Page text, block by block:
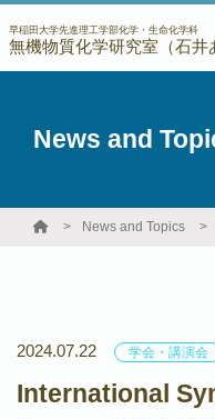
早稲田大学先進理工学部化学・生命化学科
無機物質化学研究室（石井
News and
News and Topics
2024.07.22 学会・講演会
International